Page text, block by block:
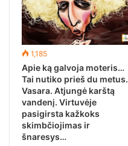
1,185
Apie ką galvoja moteris…
Tai nutiko prieš du metus.
Vasara. Atjungė karštą
vandenį. Virtuvėje
pasigirsta kažkoks
skimbčiojimas ir
šnaresys…